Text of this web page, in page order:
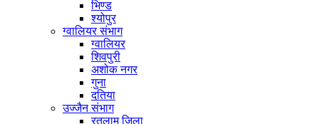
भिण्ड
श्योपुर
ग्वालियर संभाग
ग्वालियर
शिवपुरी
अशोक नगर
गुना
दतिया
उज्जैन संभाग
रतलाम जिला